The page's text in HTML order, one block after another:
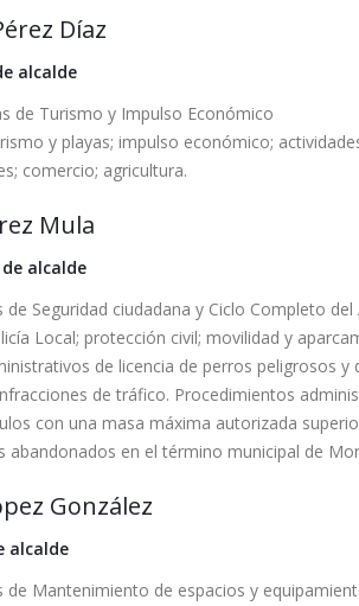
Díaz
alcalde
de Turismo y Impulso Económico
y playas; impulso económico;
comercio; agricultura.
Mula
alcalde
de Seguridad ciudadana y Ciclo Completo del
Local; protección civil; movilidad y
de licencia de perros peligrosos
de tráfico. Procedimientos
con una masa máxima autorizada
abandonados en el término municipal de
González
alcalde
de Mantenimiento de espacios y